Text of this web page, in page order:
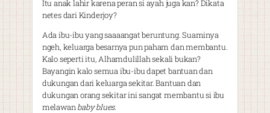
Itu anak lahir karena peran si ayah juga kan? Dikata
netes dari Kinderjoy?
Ada ibu-ibu yang saaaangat beruntung. Suaminya
ngeh, keluarga besarnya pun paham dan membantu.
Kalo seperti itu, Alhamdulillah sekali bukan?
Bayangin kalo semua ibu-ibu dapet bantuan dan
dukungan dari keluarga sekitar. Bantuan dan
dukungan orang sekitar ini sangat membantu si ibu
melawanbaby blues.